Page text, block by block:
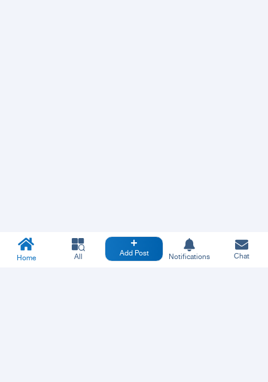
Home All Add Post Notifications Chat